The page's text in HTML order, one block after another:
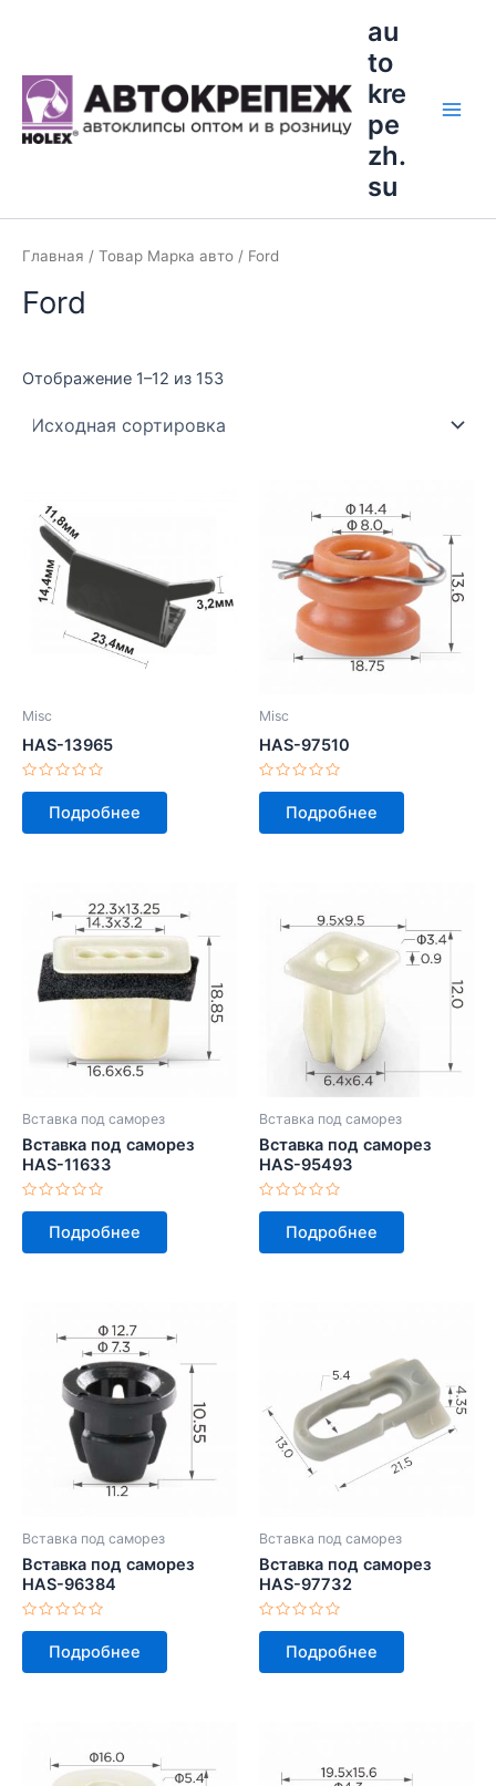
au
to
kre
pe
zh.
su
Главная / Товар Марка авто / Ford
Ford
Отображение 1–12 из 153
Misc
HAS-13965
Оценка
5
Подробнее
Misc
HAS-97510
Оценка
5
Подробнее
Вставка под саморез
Вставка под саморез
HAS-11633
Оценка
5
Подробнее
Вставка под саморез
Вставка под саморез
HAS-95493
Оценка
5
Подробнее
Вставка под саморез
Вставка под саморез
HAS-96384
Оценка
5
Подробнее
Вставка под саморез
Вставка под саморез
HAS-97732
Оценка
5
Подробнее